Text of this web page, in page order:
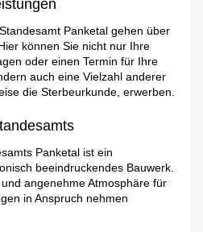
Panketal gehen über
können Sie nicht nur Ihre
oder einen Termin für Ihre
auch eine Vielzahl anderer
die Sterbeurkunde, erwerben.
Panketal ist ein
beeindruckendes Bauwerk.
angenehme Atmosphäre für
in Anspruch nehmen